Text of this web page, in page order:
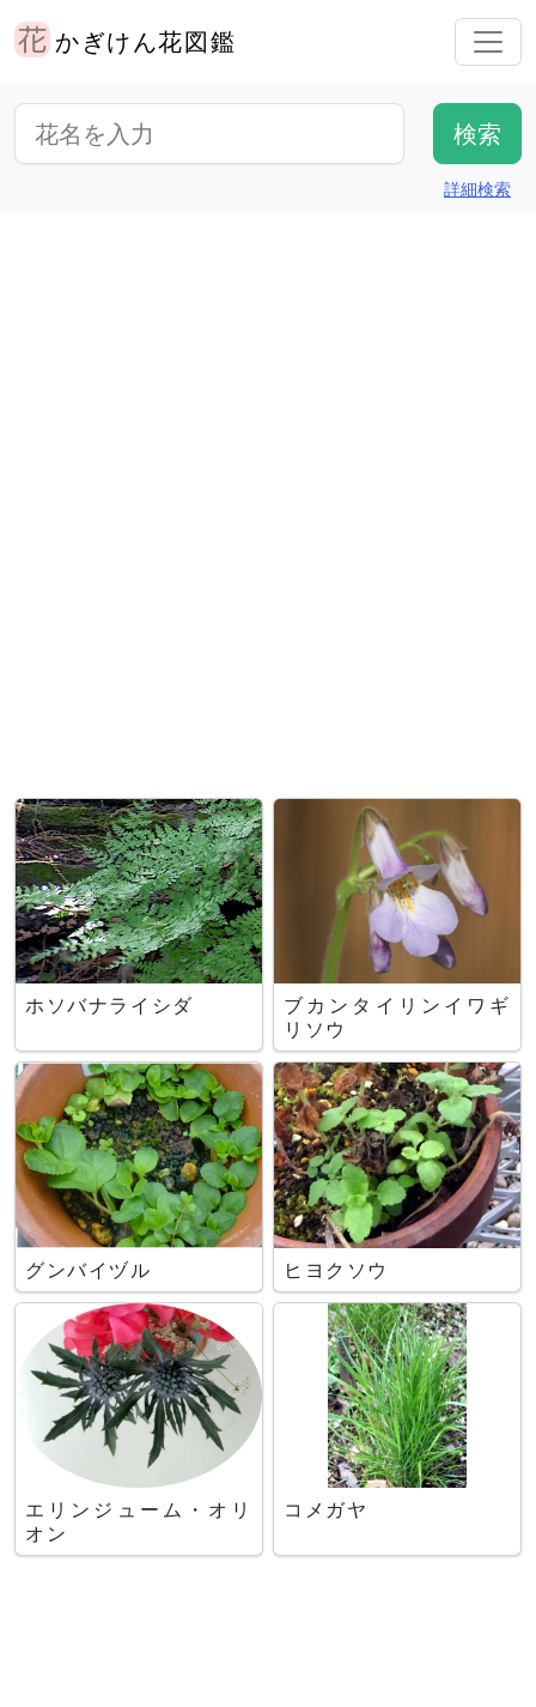
かぎけん花図鑑
詳細検索
ホソバナライシダ
ブカンタイリンイワギ
リソウ
グンバイヅル ヒヨクソウ
エリンジューム・オリ
オン
コメガヤ